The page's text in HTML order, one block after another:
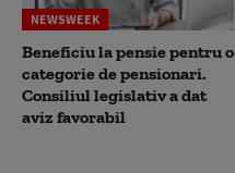
NEWSWEEK
Beneficiu la pensie pentru o
categorie de pensionari.
Consiliul legislativ a dat
aviz favorabil